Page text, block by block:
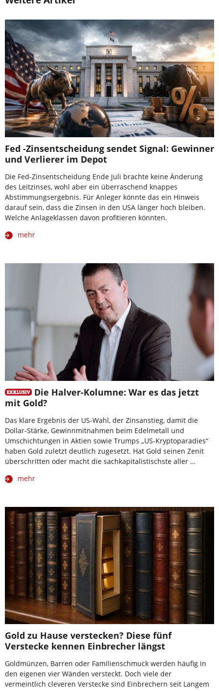
Fed -Zinsentscheidung sendet Signal: Gewinner
und Verlierer im Depot
Die Fed-Zinsentscheidung Ende Juli brachte keine Änderung
des Leitzinses, wohl aber ein überraschend knappes
Abstimmungsergebnis. Für Anleger könnte das ein Hinweis
darauf sein, dass die Zinsen in den USA länger hoch bleiben.
Welche Anlageklassen davon profitieren könnten.
mehr
Die Halver-Kolumne: War es das jetzt
mit Gold?
Das klare Ergebnis der US-Wahl, der Zinsanstieg, damit die
Dollar-Stärke, Gewinnmitnahmen beim Edelmetall und
Umschichtungen in Aktien sowie Trumps „US-Kryptoparadies“
haben Gold zuletzt deutlich zugesetzt. Hat Gold seinen Zenit
überschritten oder macht die sachkapitalistischste aller …
mehr
Gold zu Hause verstecken? Diese fünf
Verstecke kennen Einbrecher längst
Goldmünzen, Barren oder Familienschmuck werden häufig in
den eigenen vier Wänden versteckt. Doch viele der
vermeintlich cleveren Verstecke sind Einbrechern seit Langem